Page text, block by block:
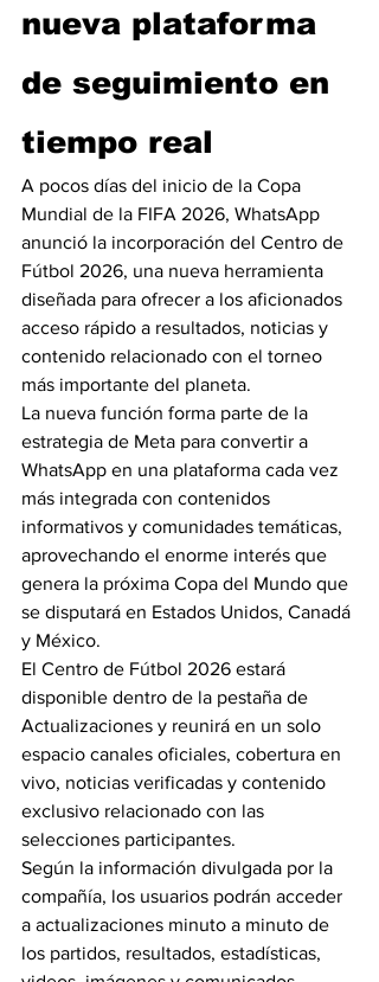
nueva plataforma
de seguimiento en
tiempo real
A pocos días del inicio de la Copa
Mundial de la FIFA 2026, WhatsApp
anunció la incorporación del Centro de
Fútbol 2026, una nueva herramienta
diseñada para ofrecer a los aficionados
acceso rápido a resultados, noticias y
contenido relacionado con el torneo
más importante del planeta.
La nueva función forma parte de la
estrategia de Meta para convertir a
WhatsApp en una plataforma cada vez
más integrada con contenidos
informativos y comunidades temáticas,
aprovechando el enorme interés que
genera la próxima Copa del Mundo que
se disputará en Estados Unidos, Canadá
y México.
El Centro de Fútbol 2026 estará
disponible dentro de la pestaña de
Actualizaciones y reunirá en un solo
espacio canales oficiales, cobertura en
vivo, noticias verificadas y contenido
exclusivo relacionado con las
selecciones participantes.
Según la información divulgada por la
compañía, los usuarios podrán acceder
a actualizaciones minuto a minuto de
los partidos, resultados, estadísticas,